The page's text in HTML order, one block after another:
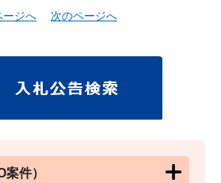
ージへ 次のページへ
件）